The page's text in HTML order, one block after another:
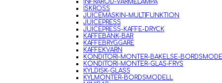
INFRARÖD-VÄRMELAMPA
ISKROSS
JUICEMASKIN-MULTIFUNKTION
JUICEPRESS
JUICEPRESS-KAFFE-DRYCK
KAFFEBÄNK-BAR
KAFFEBRYGGARE
KAFFEKVARN
KONDITORI-MONTER-BAKELSE-
KONDITORI-MONTER-GLAS-FRYS
KYLDISK-GLASS
KYLMONTER-BORDSMODELL